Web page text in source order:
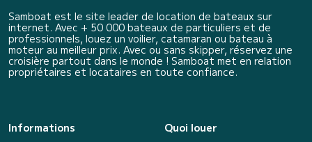
Samboat est le site leader de location de bateaux sur
internet. Avec + 50 000 bateaux de particuliers et de
professionnels, louez un voilier, catamaran ou bateau à
moteur au meilleur prix. Avec ou sans skipper, réservez une
croisière partout dans le monde ! Samboat met en relation
propriétaires et locataires en toute confiance.
Informations
Quoi louer